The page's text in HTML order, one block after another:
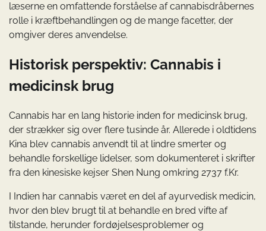
læserne en omfattende forståelse af cannabisdråbernes
rolle i kræftbehandlingen og de mange facetter, der
omgiver deres anvendelse.
Historisk perspektiv: Cannabis i
medicinsk brug
Cannabis har en lang historie inden for medicinsk brug,
der strækker sig over flere tusinde år. Allerede i oldtidens
Kina blev cannabis anvendt til at lindre smerter og
behandle forskellige lidelser, som dokumenteret i skrifter
fra den kinesiske kejser Shen Nung omkring 2737 f.Kr.
I Indien har cannabis været en del af ayurvedisk medicin,
hvor den blev brugt til at behandle en bred vifte af
tilstande, herunder fordøjelsesproblemer og